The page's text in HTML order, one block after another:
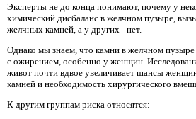
Эксперты не до конца понимают, почему у
химический дисбаланс в желчном пузыре,
желчных камней, а у других - нет.
Однако мы знаем, что камни в желчном
с ожирением, особенно у женщин.
живот почти вдвое увеличивает шансы
камней и необходимость хирургического
К другим группам риска относятся: